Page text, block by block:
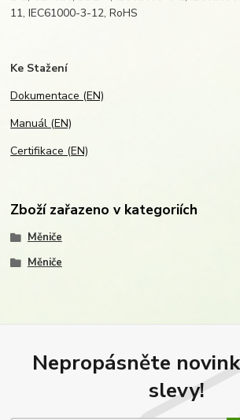
11, IEC61000-3-12, RoHS
Ke Stažení
Dokumentace (EN)
Manuál (EN)
Certifikace (EN)
Zboží zařazeno v kategoriích
Měniče
Měniče
Nepropásněte
slevy!